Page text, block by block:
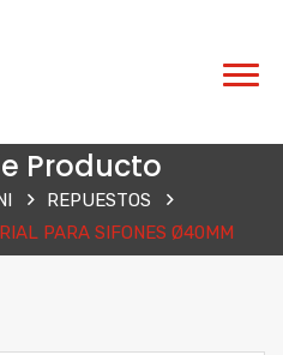
Producto
REPUESTOS
PARA SIFONES Ø40MM